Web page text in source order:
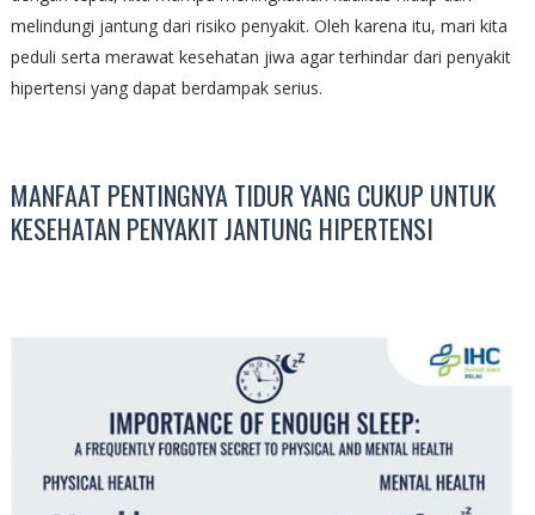
melindungi jantung dari risiko penyakit. Oleh karena itu, mari kita
peduli serta merawat kesehatan jiwa agar terhindar dari penyakit
hipertensi yang dapat berdampak serius.
MANFAAT PENTINGNYA TIDUR YANG CUKUP UNTUK
KESEHATAN PENYAKIT JANTUNG HIPERTENSI